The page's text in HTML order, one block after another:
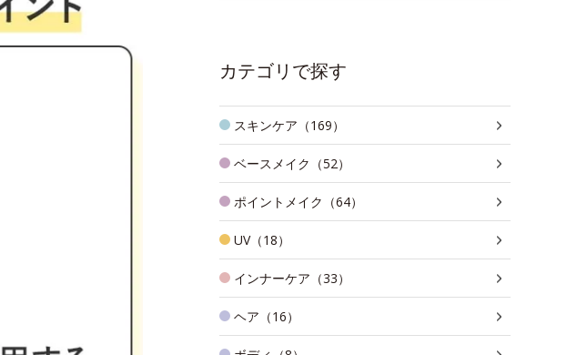
カテゴリで探す
スキンケア（169）
ベースメイク（52）
ポイントメイク（64）
UV（18）
インナーケア（33）
ヘア（16）